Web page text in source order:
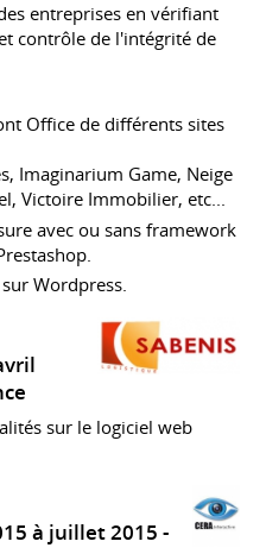
entreprises en vérifiant
contrôle de l'intégrité de
Office de différents sites
Imaginarium Game, Neige
Victoire Immobilier, etc...
avec ou sans framework
Wordpress.
sur le logiciel web
à juillet 2015